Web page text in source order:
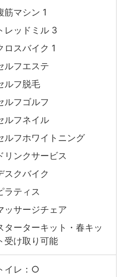
筋マシン 1
レッドミル 3
ロスバイク 1
ルフエステ
ルフ脱毛
ルフゴルフ
ルフネイル
ルフホワイトニング
リンクサービス
スクバイク
ラティス
ッサージチェア
ターターキット・春キッ
受け取り可能
イレ：○